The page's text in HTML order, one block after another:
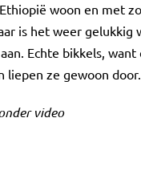
woon en met
is het weer gelukkig
Echte bikkels, want
liepen ze gewoon door.
video